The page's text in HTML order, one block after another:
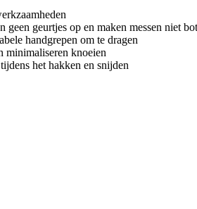
geurtjes op en maken messen niet bot
handgrepen om te dragen
minimaliseren knoeien
het hakken en snijden